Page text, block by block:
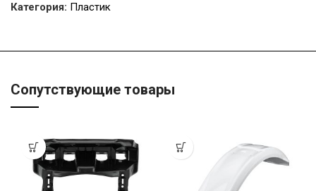
Категория: Пластик
Сопутствующие товары